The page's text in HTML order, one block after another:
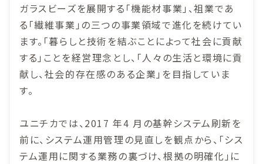
ガラスビーズを展開する「機能材事業」、祖業であ
る「繊維事業」の三つの事業領域で進化を続けてい
ます。「暮らしと技術を結ぶことによって社会に貢献
する」ことを経営理念とし、「人々の生活と環境に貢
献し、社会的存在感のある企業」を目指していま
す。
ユニチカでは、2017 年4 月の基幹システム刷新を
前に、システム運用管理の見直しを観点から、「シス
テム運用に関する業務の裏づけ、根拠の明確化」に